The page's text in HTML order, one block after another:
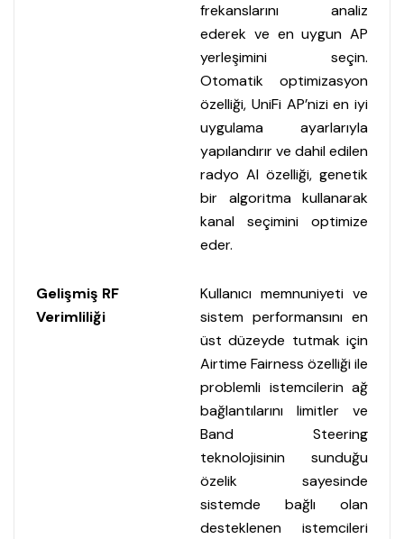
frekanslarını analiz
ederek ve en uygun AP
yerleşimini seçin.
Otomatik optimizasyon
özelliği, UniFi AP’nizi en iyi
uygulama ayarlarıyla
yapılandırır ve dahil edilen
radyo AI özelliği, genetik
bir algoritma kullanarak
kanal seçimini optimize
eder.
Gelişmiş RF
Verimliliği
Kullanıcı memnuniyeti ve
sistem performansını en
üst düzeyde tutmak için
Airtime Fairness özelliği ile
problemli istemcilerin ağ
bağlantılarını limitler ve
Band Steering
teknolojisinin sunduğu
özelik sayesinde
sistemde bağlı olan
desteklenen istemcileri